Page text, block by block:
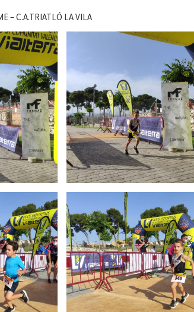
– C.A.TRIATLÓ LA VILA